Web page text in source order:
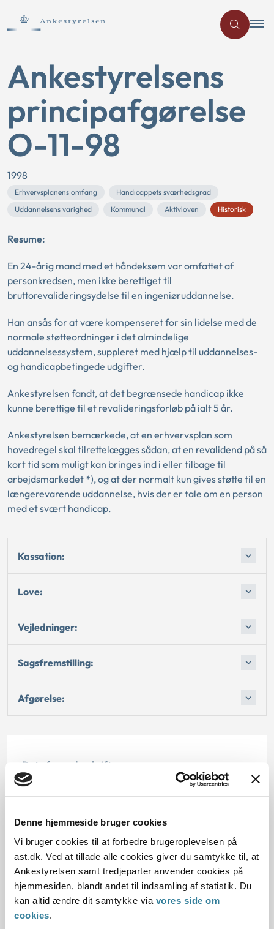
Denne hjemmeside bruger cookies
Vi bruger cookies til at forbedre brugeroplevelsen på
ast.dk. Ved at tillade alle cookies giver du samtykke til, at
Ankestyrelsen samt tredjeparter anvender cookies på
hjemmesiden, blandt andet til indsamling af statistik. Du
kan altid ændre dit samtykke via vores side om
cookies.
Ankestyrelsens
principafgørelse
O-11-98
1998
Erhvervsplanens omfang
Handicappets sværhedsgrad
Uddannelsens varighed
Kommunal Aktivloven Historisk
Resume:
En 24-årig mand med et håndeksem var omfattet af
personkredsen, men ikke berettiget til
bruttorevalideringsydelse til en ingeniøruddannelse.
Han ansås for at være kompenseret for sin lidelse med de
normale støtteordninger i det almindelige
uddannelsessystem, suppleret med hjælp til uddannelses-
og handicapbetingede udgifter.
Ankestyrelsen fandt, at det begrænsede handicap ikke
kunne berettige til et revalideringsforløb på ialt 5 år.
Ankestyrelsen bemærkede, at en erhvervsplan som
hovedregel skal tilrettelægges sådan, at en revalidend på så
kort tid som muligt kan bringes ind i eller tilbage til
arbejdsmarkedet *), og at der normalt kun gives støtte til en
længerevarende uddannelse, hvis der er tale om en person
med et svært handicap.
Kassation:
Love:
Vejledninger:
Sagsfremstilling:
Afgørelse:
Dato for underskrift
Offentliggørelsesdato
12.07.2013
Paragraf
§ 45 § 43 § 44